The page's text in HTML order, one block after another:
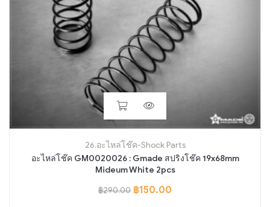
26.อะไหล่โช๊ค-Shock Parts
อะไหล่โช๊ค GM0020026 : Gmade สปริงโช๊ค 19x68mm
Mideum White 2pcs
฿290.00 ฿150.00